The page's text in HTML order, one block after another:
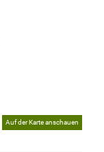
Auf der Karte anschauen